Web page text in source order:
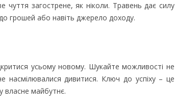
чуття загострене, як ніколи. Травень дає силу
грошей або навіть джерело доходу.
усьому новому. Шукайте можливості не
насмілювалися дивитися. Ключ до успіху – це
власне майбутнє.